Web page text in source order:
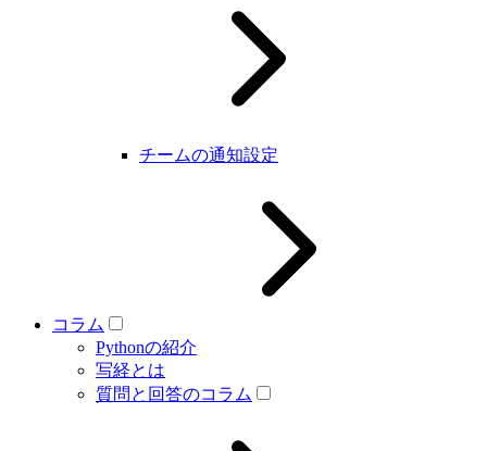
チームの通知設定
コラム
Pythonの紹介
写経とは
質問と回答のコラム